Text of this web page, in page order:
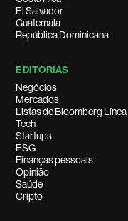
El Salvador
Guatemala
República Dominicana
EDITORIAS
Negócios
Mercados
Listas de Bloomberg Línea
Tech
Startups
ESG
Finanças pessoais
Opinião
Saúde
Cripto